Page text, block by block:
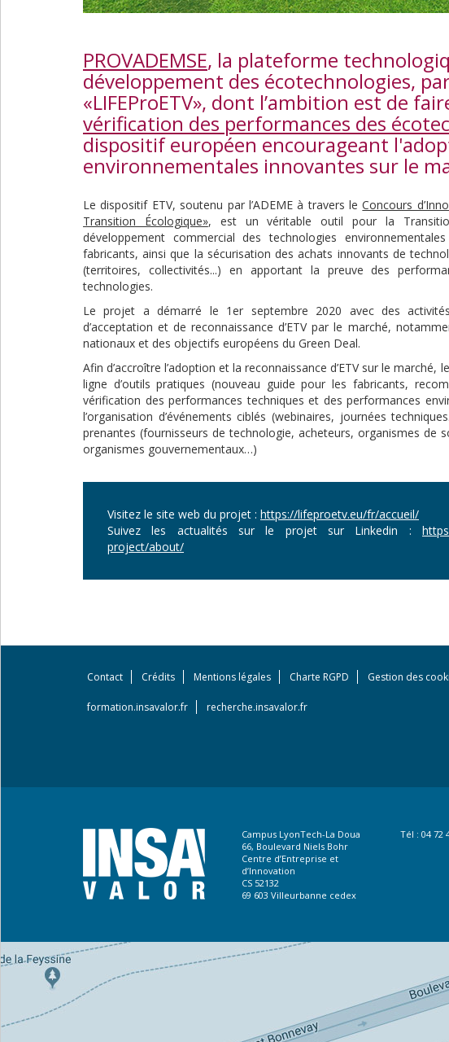
PROVADEMSE, la plateforme
développement des écotechnologies,
«LIFEProETV», dont l’ambition est de
vérification des performances des
dispositif européen encourageant
environnementales innovantes sur le
Le dispositif ETV, soutenu par l’ADEME à travers leConcours
Transition Écologique», est un véritable outil pour la
développement commercial des technologies
fabricants, ainsi que la sécurisation des achats innovants de
(territoires, collectivités...) en apportant la preuve des
technologies.
Le projet a démarré le 1er septembre 2020 avec des
d’acceptation et de reconnaissance d’ETV par le marché,
nationaux et des objectifs européens du Green Deal.
Afin d’accroître l’adoption et la reconnaissance d’ETV sur le
ligne d’outils pratiques (nouveau guide pour les fabricants,
vérification des performances techniques et des performances
l’organisation d’événements ciblés (webinaires, journées
prenantes (fournisseurs de technologie, acheteurs, organismes de
organismes gouvernementaux…)
Visitez le site web du projet : https://lifeproetv.eu/fr/accueil/
Suivez les actualités sur le projet sur Linkedin :
project/about/
Footer
menu
Contact Crédits Mentions légales Charte RGPD Gestion des
formation.insavalor.fr recherche.insavalor.fr
Campus LyonTech-La Doua
66, Boulevard Niels Bohr
Centre d’Entreprise et
d’Innovation
CS 52132
69 603 Villeurbanne cedex
Tél : 04 72